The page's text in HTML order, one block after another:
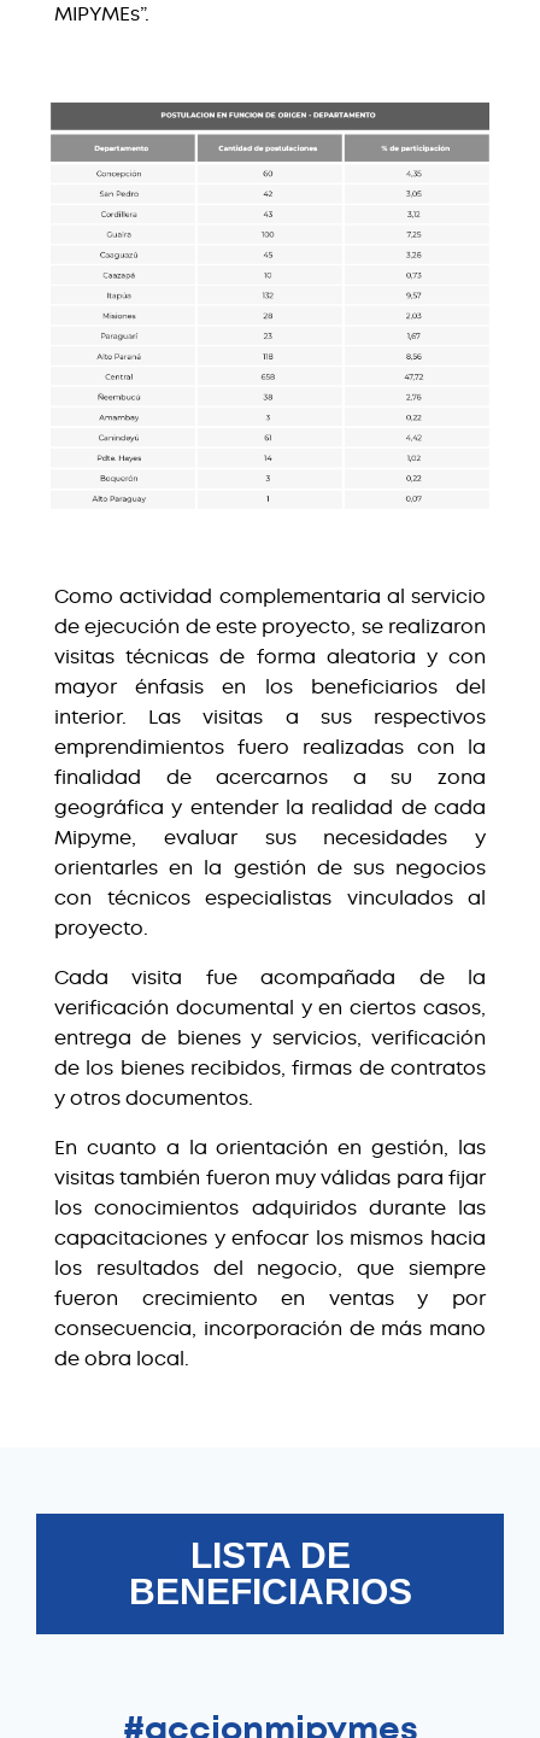
MIPYMEs”.
Como actividad complementaria al servicio
de ejecución de este proyecto, se realizaron
visitas técnicas de forma aleatoria y con
mayor énfasis en los beneficiarios del
interior. Las visitas a sus respectivos
emprendimientos fuero realizadas con la
finalidad de acercarnos a su zona
geográfica y entender la realidad de cada
Mipyme, evaluar sus necesidades y
orientarles en la gestión de sus negocios
con técnicos especialistas vinculados al
proyecto.
Cada visita fue acompañada de la
verificación documental y en ciertos casos,
entrega de bienes y servicios, verificación
de los bienes recibidos, firmas de contratos
y otros documentos.
En cuanto a la orientación en gestión, las
visitas también fueron muy válidas para fijar
los conocimientos adquiridos durante las
capacitaciones y enfocar los mismos hacia
los resultados del negocio, que siempre
fueron crecimiento en ventas y por
consecuencia, incorporación de más mano
de obra local.
LISTA DE
BENEFICIARIOS
#accionmipymes